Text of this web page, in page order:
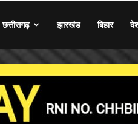
छत्तीसगढ़ झारखंड बिहार